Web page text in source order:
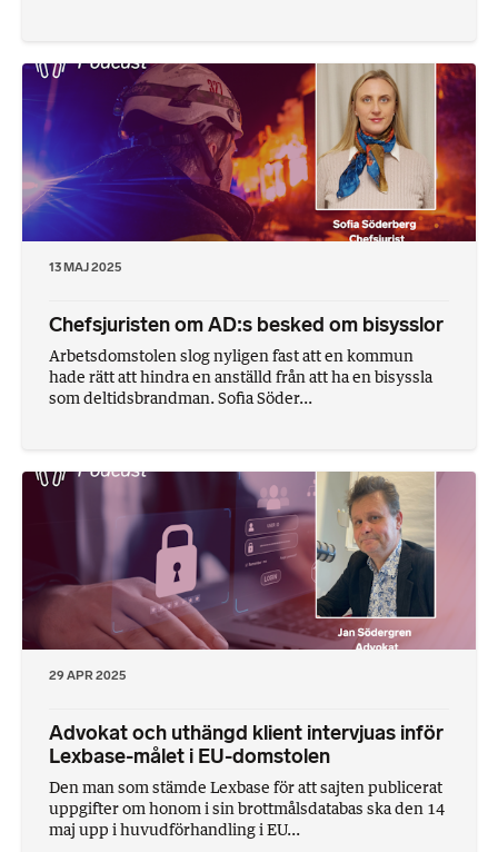
13 MAJ 2025
Chefsjuristen om AD:s besked om bisysslor
Arbetsdomstolen slog nyligen fast att en kommun
hade rätt att hindra en anställd från att ha en bisyssla
som deltidsbrandman. Sofia Söder...
29 APR 2025
Advokat och uthängd klient intervjuas inför
Lexbase-målet i EU-domstolen
Den man som stämde Lexbase för att sajten publicerat
uppgifter om honom i sin brottmålsdatabas ska den 14
maj upp i huvudförhandling i EU...